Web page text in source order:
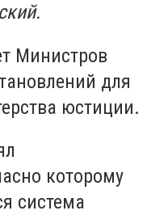
Министров
для
юстиции.
которому
система